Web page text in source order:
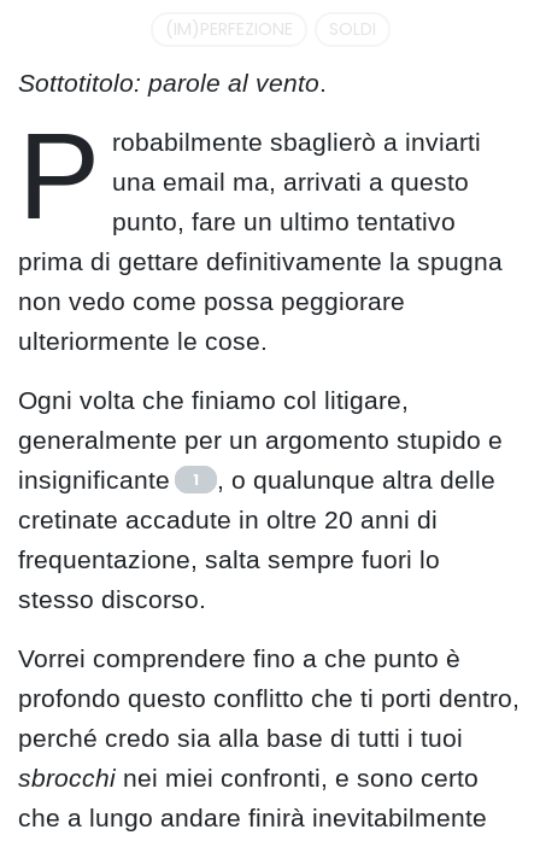
(IM)PERFEZIONE SOLDI
Sottotitolo: parole al vento.
P
robabilmente sbaglierò a inviarti
una email ma, arrivati a questo
punto, fare un ultimo tentativo
prima di gettare definitivamente la spugna
non vedo come possa peggiorare
ulteriormente le cose.
Ogni volta che finiamo col litigare,
generalmente per un argomento stupido e
insignificante
1
, o qualunque altra delle
cretinate accadute in oltre 20 anni di
frequentazione, salta sempre fuori lo
stesso discorso.
Vorrei comprendere fino a che punto è
profondo questo conflitto che ti porti dentro,
perché credo sia alla base di tutti i tuoi
sbrocchi nei miei confronti, e sono certo
che a lungo andare finirà inevitabilmente